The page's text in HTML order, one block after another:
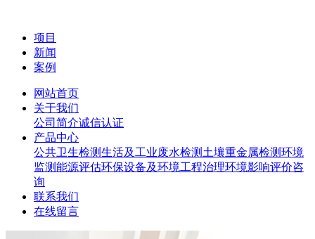
项目
新闻
案例
网站首页
关于我们
公司简介诚信认证
产品中心
公共卫生检测生活及工业废水检测 土壤重金属检测环境
监测能源评估环保设备及环境工程治理环境影响评价咨
询
联系我们
在线留言